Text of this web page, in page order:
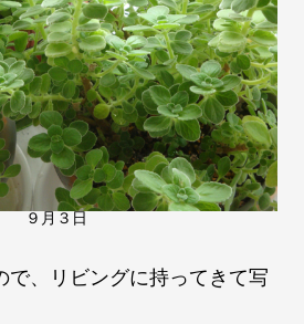
９月３日
で、リビングに持ってきて写